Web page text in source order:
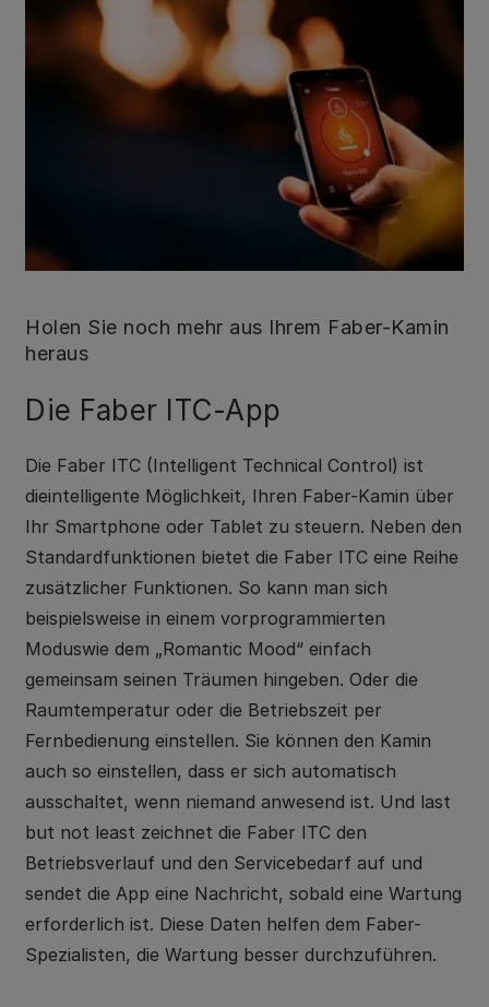
Holen Sie noch mehr aus Ihrem Faber-Kamin
heraus
Die Faber ITC-App
Die Faber ITC (Intelligent Technical Control) ist
dieintelligente Möglichkeit, Ihren Faber-Kamin über
Ihr Smartphone oder Tablet zu steuern. Neben den
Standardfunktionen bietet die Faber ITC eine Reihe
zusätzlicher Funktionen. So kann man sich
beispielsweise in einem vorprogrammierten
Moduswie dem „Romantic Mood“ einfach
gemeinsam seinen Träumen hingeben. Oder die
Raumtemperatur oder die Betriebszeit per
Fernbedienung einstellen. Sie können den Kamin
auch so einstellen, dass er sich automatisch
ausschaltet, wenn niemand anwesend ist. Und last
but not least zeichnet die Faber ITC den
Betriebsverlauf und den Servicebedarf auf und
sendet die App eine Nachricht, sobald eine Wartung
erforderlich ist. Diese Daten helfen dem Faber-
Spezialisten, die Wartung besser durchzuführen.